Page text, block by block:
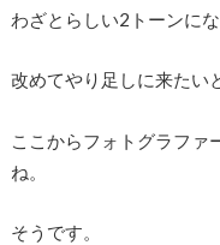
わざとらしい2トーンにな
改めてやり足しに来たい
ここからフォトグラファ
ね。
そうです。